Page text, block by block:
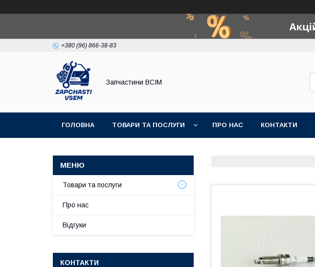
+380 (96) 866-38-83
Запчастини ВСІМ
ГОЛОВНА ТОВАРИ ТА ПОСЛУГИ ПРО НАС КОНТАКТИ
Товари та послуги
Про нас
Відгуки
КОНТАКТИ